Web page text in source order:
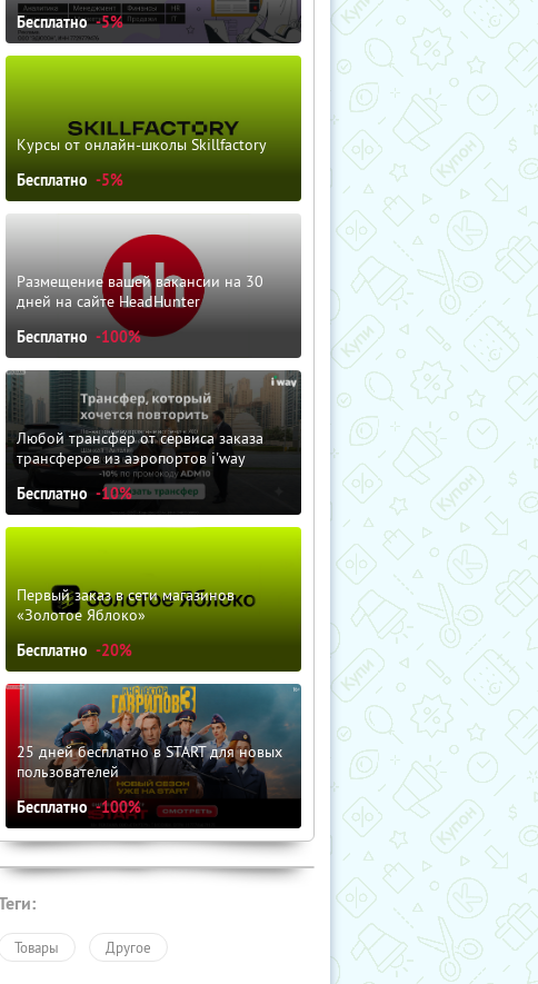
Бесплатно -5%
Курсы от онлайн-школы Skillfactory
Бесплатно -5%
Размещение вашей вакансии на 30
дней на сайте HeadHunter
Бесплатно -100%
Любой трансфер от сервиса заказа
трансферов из аэропортов i'way
Бесплатно -10%
Первый заказ в сети магазинов
«Золотое Яблоко»
Бесплатно -20%
25 дней бесплатно в START для новых
пользователей
Бесплатно -100%
Товары Другое